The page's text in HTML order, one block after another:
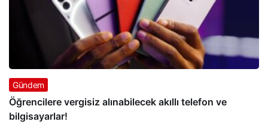
Gündem
Öğrencilere vergisiz alınabilecek akıllı telefon ve
bilgisayarlar!